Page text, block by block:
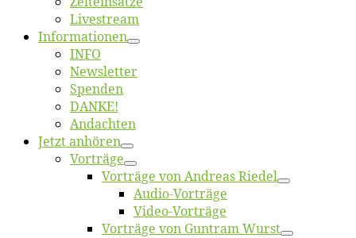
Live­stream
Informatio­nen
INFO
News­let­ter
Spen­den
DANKE!
An­dach­ten
Jetzt an­hö­ren
Vor­trä­ge
Vor­trä­ge von An­dre­as Riedel
Au­dio-Vor­trä­ge
Vi­deo-Vor­trä­ge
Vor­trä­ge von Gun­tram Wurst